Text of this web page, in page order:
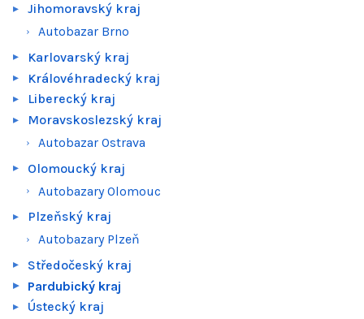
Jihomoravský kraj
Autobazar Brno
Karlovarský kraj
Královéhradecký kraj
Liberecký kraj
Moravskoslezský kraj
Autobazar Ostrava
Olomoucký kraj
Autobazary Olomouc
Plzeňský kraj
Autobazary Plzeň
Středočeský kraj
Pardubický kraj
Ústecký kraj